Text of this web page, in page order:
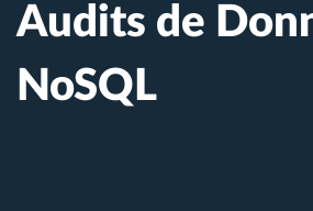
Audits de
NoSQL